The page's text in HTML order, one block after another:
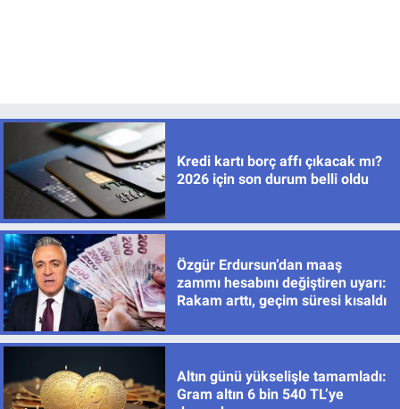
Kredi kartı borç affı çıkacak mı?
2026 için son durum belli oldu
Özgür Erdursun’dan maaş
zammı hesabını değiştiren uyarı:
Rakam arttı, geçim süresi kısaldı
Altın günü yükselişle tamamladı:
Gram altın 6 bin 540 TL’ye